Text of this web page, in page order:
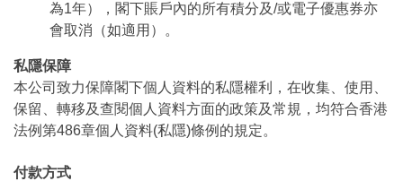
為1年），閣下賬戶內的所有積分及/或電子優惠券亦
會取消（如適用）。
私隱保障
本公司致力保障閣下個人資料的私隱權利，在收集、使用、
保留、轉移及查閱個人資料方面的政策及常規，均符合香港
法例第486章個人資料(私隱)條例的規定。
付款方式